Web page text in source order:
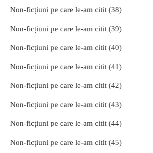
Non-ficțiuni pe care le-am citit (38)
Non-ficțiuni pe care le-am citit (39)
Non-ficțiuni pe care le-am citit (40)
Non-ficțiuni pe care le-am citit (41)
Non-ficțiuni pe care le-am citit (42)
Non-ficțiuni pe care le-am citit (43)
Non-ficțiuni pe care le-am citit (44)
Non-ficțiuni pe care le-am citit (45)